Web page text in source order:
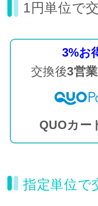
1円単位で
3%お
交換後3営
QUOカー
指定単位で